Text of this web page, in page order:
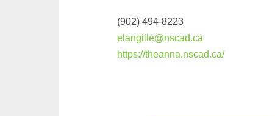
(902) 494-8223
elangille@nscad.ca
https://theanna.nscad.ca/